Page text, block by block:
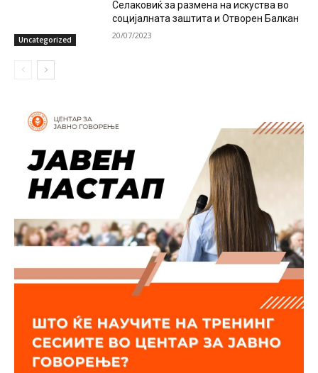
Uncategorized
Селаковиќ за размена на искуства во
социјалната заштита и Отворен Балкан
20/07/2023